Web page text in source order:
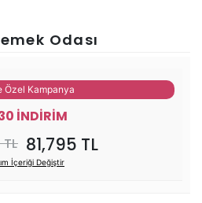
Odası
Özel Kampanya
İNDİRİM
TL 81,795 TL
İçeriği Değiştir